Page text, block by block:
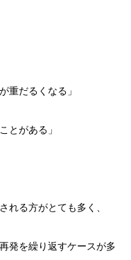
重だるくなる」
とがある」
れる方がとても多く、
発を繰り返すケースが多